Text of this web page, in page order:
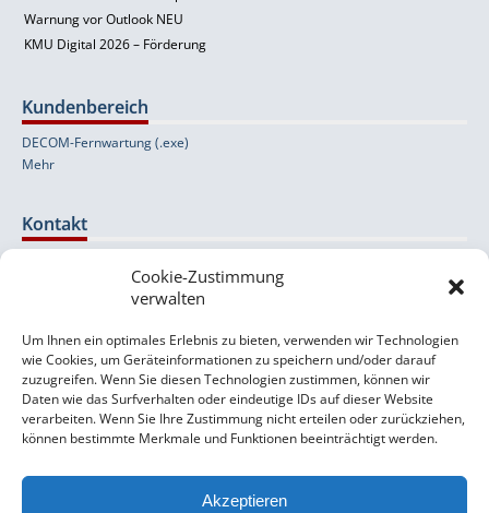
Cookie-Zustimmung
verwalten
Um Ihnen ein optimales Erlebnis zu bieten, verwenden wir Technologien
wie Cookies, um Geräteinformationen zu speichern und/oder darauf
zuzugreifen. Wenn Sie diesen Technologien zustimmen, können wir
Daten wie das Surfverhalten oder eindeutige IDs auf dieser Website
verarbeiten. Wenn Sie Ihre Zustimmung nicht erteilen oder zurückziehen,
können bestimmte Merkmale und Funktionen beeinträchtigt werden.
Akzeptieren
Warnung vor Outlook NEU
KMU Digital 2026 – Förderung
Kundenbereich
DECOM-Fernwartung (.exe)
Mehr
Kontakt
Wolfernstraße 20b
+43 (0) 7252 / 524 53-0
orlando [at] decom [dot] at
Support- & Kontaktformular